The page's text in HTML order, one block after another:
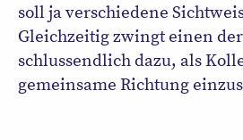
soll ja verschiedene
Gleichzeitig zwingt einen
schlussendlich dazu, als
gemeinsame Richtung